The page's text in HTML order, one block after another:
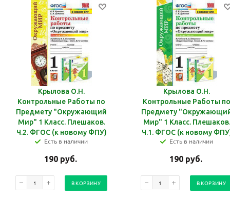
Крылова О.Н.
Контрольные Работы по
Предмету "Окружающий
Мир" 1 Класс. Плешаков.
Ч.2. ФГОС (к новому ФПУ)
Есть в наличии
190руб.
В КОРЗИНУ
Крылова О.Н.
Контрольные Работы по
Предмету
Мир" 1 Класс. Плешаков.
Ч.1. ФГОС (к новому
Есть в наличии
190руб.
В КОРЗИНУ